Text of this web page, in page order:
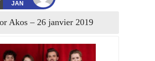
JAN
Akos – 26 janvier 2019